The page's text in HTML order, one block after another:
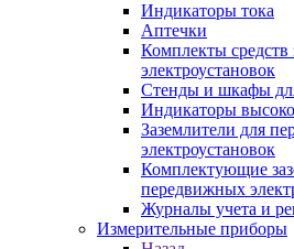
Индикаторы тока
Аптечки
Комплекты
электроустановок
Стенды и шкафы
Индикаторы
Заземлители для
электроустановок
Комплектующие
передвижных
Журналы учета и
Измерительные приборы